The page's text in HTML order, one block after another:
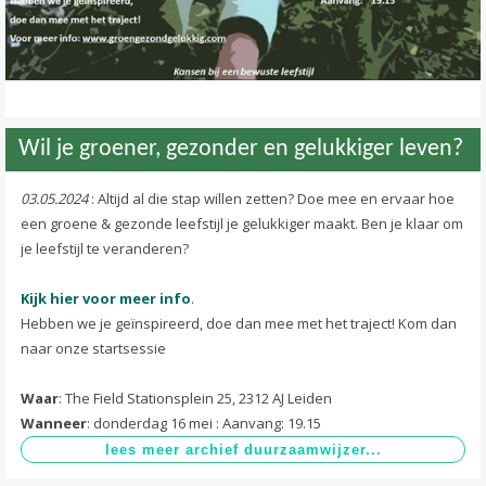
Wil je groener, gezonder en gelukkiger leven?
03.05.2024: Altijd al die stap willen zetten? Doe mee en ervaar hoe
een groene & gezonde leefstijl je gelukkiger maakt. Ben je klaar om
je leefstijl te veranderen?
Kijk hier voor meer info.
Hebben we je geïnspireerd, doe dan mee met het traject! Kom dan
naar onze startsessie
Waar: The Field Stationsplein 25, 2312 AJ Leiden
Wanneer: donderdag 16 mei : Aanvang: 19.15